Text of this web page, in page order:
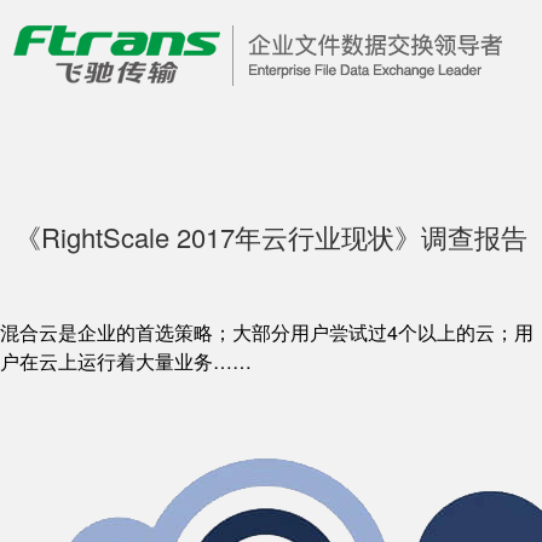
《RightScale 2017年云行业现状》调查报告
混合云是企业的首选策略；大部分用户尝试过4个以上的云；用
户在云上运行着大量业务……